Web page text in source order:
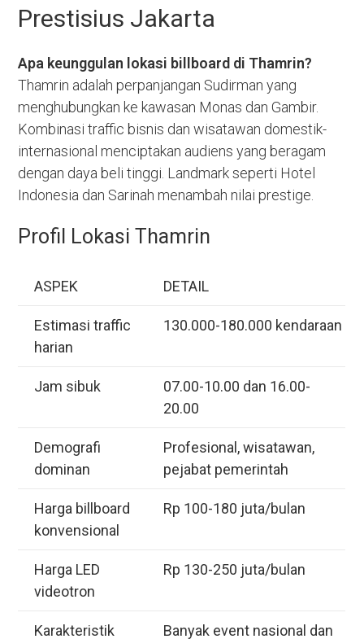
Prestisius Jakarta
Apa keunggulan lokasi billboard di Thamrin?
Thamrin adalah perpanjangan Sudirman yang
menghubungkan ke kawasan Monas dan Gambir.
Kombinasi traffic bisnis dan wisatawan domestik-
internasional menciptakan audiens yang beragam
dengan daya beli tinggi. Landmark seperti Hotel
Indonesia dan Sarinah menambah nilai prestige.
Profil Lokasi Thamrin
ASPEK DETAIL
Estimasi traffic
harian
130.000-180.000 kendaraan
Jam sibuk
07.00-10.00 dan 16.00-
20.00
Demografi
dominan
Profesional, wisatawan,
pejabat pemerintah
Harga billboard
konvensional
Rp 100-180 juta/bulan
Harga LED
videotron
Rp 130-250 juta/bulan
Karakteristik
Banyak event nasional dan